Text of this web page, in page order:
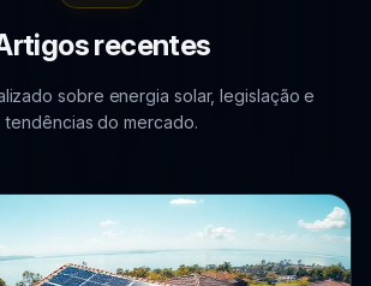
recentes
sobre energia solar, legislação e
tendências do mercado.